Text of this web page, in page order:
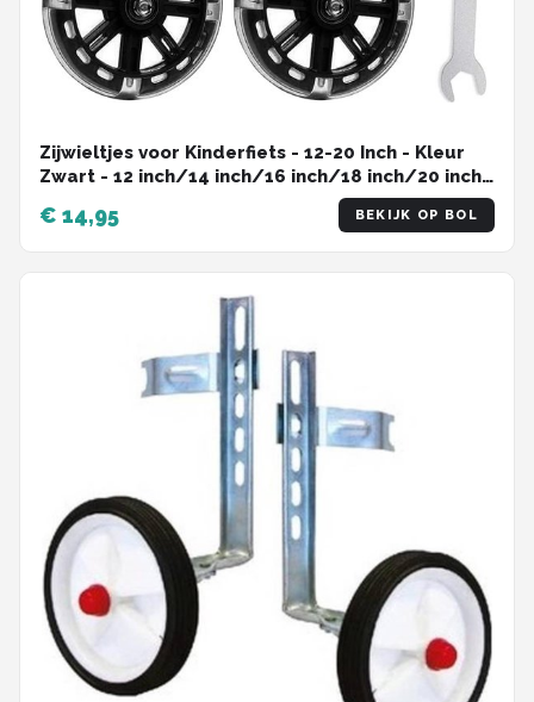
Zijwieltjes voor Kinderfiets - 12-20 Inch - Kleur
Zwart - 12 inch/14 inch/16 inch/18 inch/20 inch -
Zijwielen - Kinderfietsaccessoires
€ 14,95 BEKIJK OP BOL